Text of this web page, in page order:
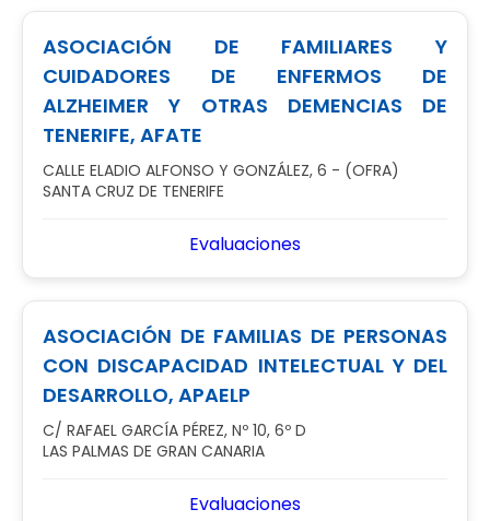
ASOCIACIÓN DE FAMILIARES Y
CUIDADORES DE ENFERMOS DE
ALZHEIMER Y OTRAS DEMENCIAS DE
TENERIFE, AFATE
CALLE ELADIO ALFONSO Y GONZÁLEZ, 6 - (OFRA)
SANTA CRUZ DE TENERIFE
Evaluaciones
ASOCIACIÓN DE FAMILIAS DE PERSONAS
CON DISCAPACIDAD INTELECTUAL Y DEL
DESARROLLO, APAELP
C/ RAFAEL GARCÍA PÉREZ, Nº 10, 6º D
LAS PALMAS DE GRAN CANARIA
Evaluaciones